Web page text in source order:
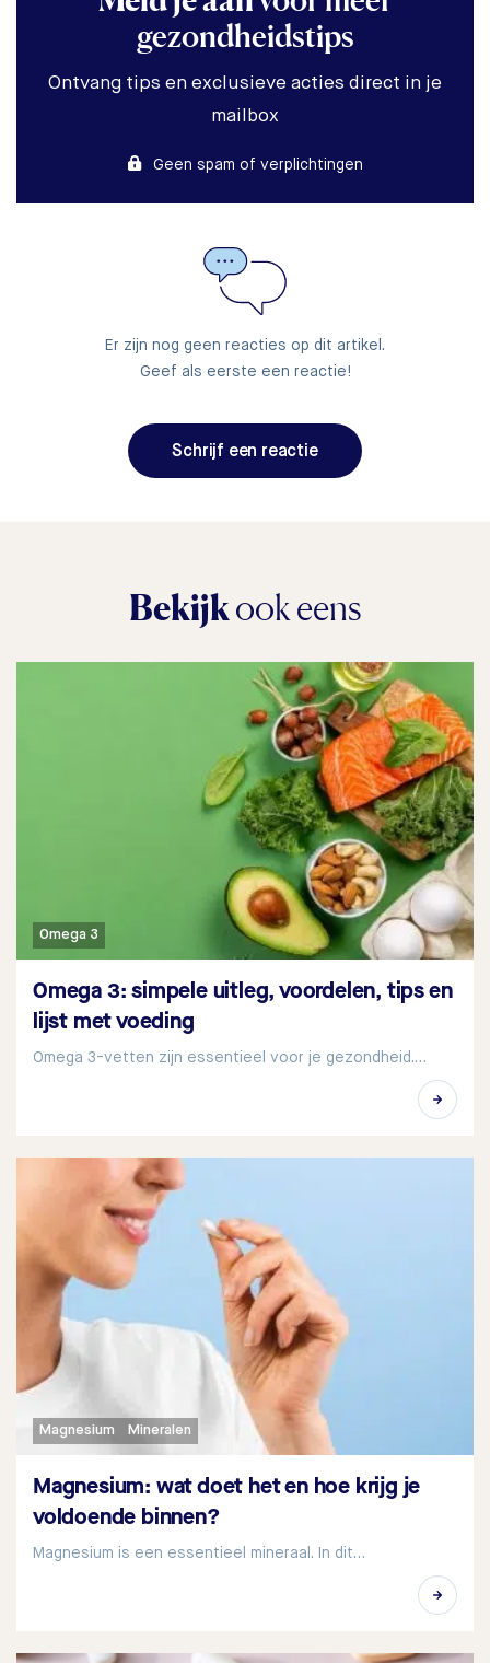
gezondheidstips
Ontvang tips en exclusieve acties direct in je
mailbox
Geen spam of verplichtingen
Er zijn nog geen reacties op dit artikel.
Geef als eerste een reactie!
Schrijf een reactie
Bekijkook eens
Omega 3
Omega 3: simpele uitleg, voordelen, tips en
lijst met voeding
Omega 3-vetten zijn essentieel voor je gezondheid.…
Magnesium Mineralen
Magnesium: wat doet het en hoe krijg je
voldoende binnen?
Magnesium is een essentieel mineraal. In dit…